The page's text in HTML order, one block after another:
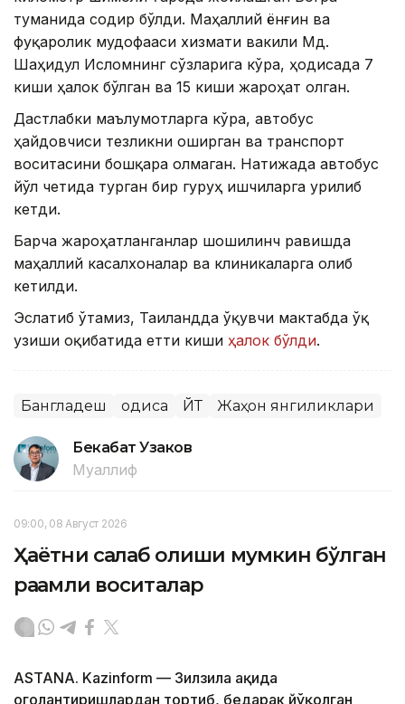
туманида содир бўлди. Маҳаллий ёнғин ва
фуқаролик мудофааси хизмати вакили Мд.
Шаҳидул Исломнинг сўзларига кўра, ҳодисада 7
киши ҳалок бўлган ва 15 киши жароҳат олган.
Дастлабки маълумотларга кўра, автобус
ҳайдовчиси тезликни оширган ва транспорт
воситасини бошқара олмаган. Натижада автобус
йўл четида турган бир гуруҳ ишчиларга урилиб
кетди.
Барча жароҳатланганлар шошилинч равишда
маҳаллий касалхоналар ва клиникаларга олиб
кетилди.
Эслатиб ўтамиз, Таиландда ўқувчи мактабда ўқ
узиши оқибатида етти киши ҳалок бўлди.
Бангладеш Ҳодиса ЙТҲ Жаҳон янгиликлари
Бекабат Узаков
Муаллиф
09:00, 08 Август 2026
Ҳаётни сақлаб қолиши мумкин бўлган
рақамли воситалар
ASTANA. Kazinform — Зилзила ҳақида
огоҳлантиришлардан тортиб, бедарак йўқолган